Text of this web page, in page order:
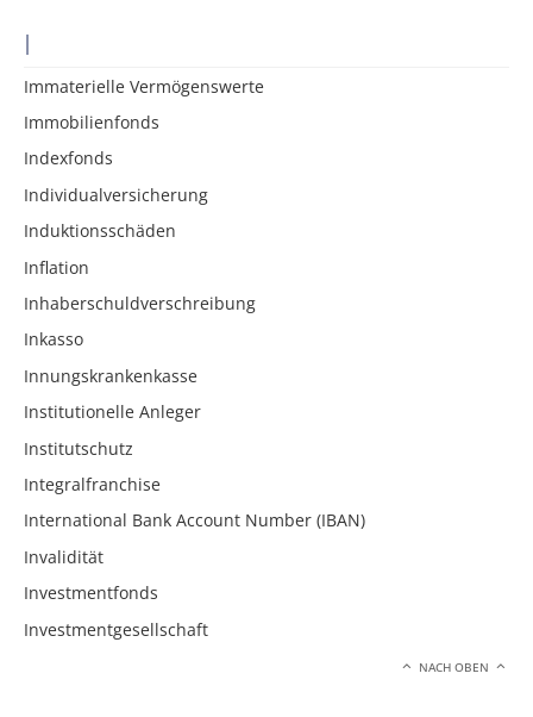
I
Immaterielle Vermögenswerte
Immobilienfonds
Indexfonds
Individualversicherung
Induktionsschäden
Inflation
Inhaberschuldverschreibung
Inkasso
Innungskrankenkasse
Institutionelle Anleger
Institutschutz
Integralfranchise
International Bank Account Number (IBAN)
Invalidität
Investmentfonds
Investmentgesellschaft
NACH OBEN